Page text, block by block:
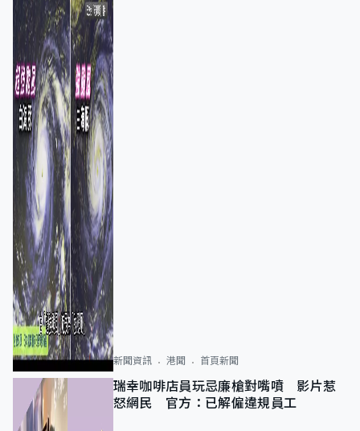
新聞資訊 港聞 首頁新聞
瑞幸咖啡店員玩忌廉槍對嘴噴 影片惹
怒網民 官方：已解僱違規員工